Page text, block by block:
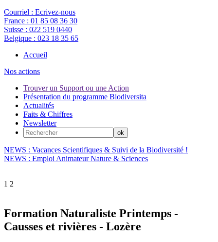
Courriel : Ecrivez-nous
France : 01 85 08 36 30
Suisse : 022 519 0440
Belgique : 023 18 35 65
Accueil
Nos actions
Trouver un Support ou une Action
Présentation du programme Biodiversita
Actualités
Faits & Chiffres
Newsletter
NEWS : Vacances Scientifiques & Suivi de la Biodiversité !
NEWS : Emploi Animateur Nature & Sciences
1 2
Formation Naturaliste Printemps -
Causses et rivières - Lozère